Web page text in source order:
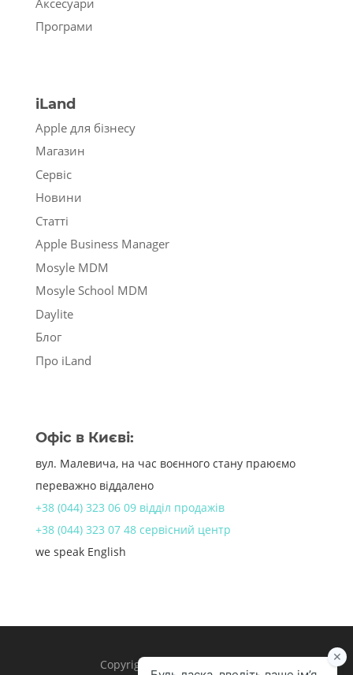
Програми
iLand
Apple для бізнесу
Магазин
Сервіс
Новини
Статті
Apple Business Manager
Mosyle MDM
Mosyle School MDM
Daylite
Блог
Про iLand
Офіс в Києві:
вул. Малевича, на час воєнного стану праюємо
переважно віддалено
+38 (044) 323 06 09 відділ продажів
+38 (044) 323 07 48 сервісний центр
we speak English
Copyright 1998 – 2024 iLand.